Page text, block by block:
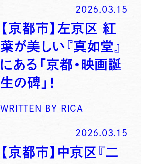
2026.03.15
【京都市】左京区 紅
葉が美しい『真如堂』
にある「京都・映画誕
生の碑」！
WRITTEN BY RICA
2026.03.15
【京都市】中京区『二